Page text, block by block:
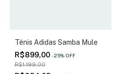
Tênis Adidas Samba Mule
R$899,00 -25% OFF
R$1.199,00